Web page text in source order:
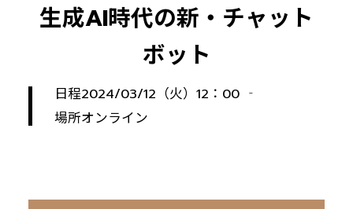
生成AI時代の新・チャット
ボット
日程2024/03/12（火）12：00 ‐
場所オンライン